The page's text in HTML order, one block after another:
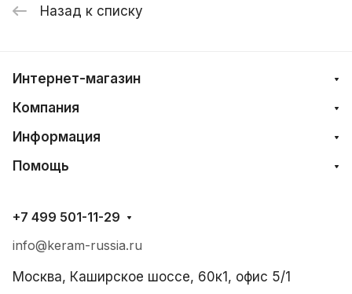
Назад к списку
Интернет-магазин
Компания
Информация
Помощь
+7 499 501-11-29
info@keram-russia.ru
Москва, Каширское шоссе, 60к1, офис 5/1